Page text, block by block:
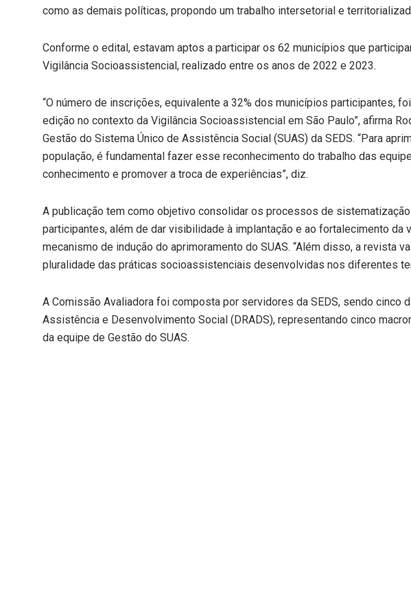
como as demais políticas, propondo um trabalho intersetorial e
Conforme o edital, estavam aptos a participar os 62 municípios que
Vigilância Socioassistencial, realizado entre os anos de 2022 e 2023.
“O número de inscrições, equivalente a 32% dos municípios participantes,
edição no contexto da Vigilância Socioassistencial em São Paulo”, afirma
Gestão do Sistema Único de Assistência Social (SUAS) da SEDS. “Para
população, é fundamental fazer esse reconhecimento do trabalho das
conhecimento e promover a troca de experiências”, diz.
A publicação tem como objetivo consolidar os processos de
participantes, além de dar visibilidade à implantação e ao fortalecimento
mecanismo de indução do aprimoramento do SUAS. “Além disso, a revista
pluralidade das práticas socioassistenciais desenvolvidas nos diferentes
A Comissão Avaliadora foi composta por servidores da SEDS, sendo cinco
Assistência e Desenvolvimento Social (DRADS), representando cinco
da equipe de Gestão do SUAS.